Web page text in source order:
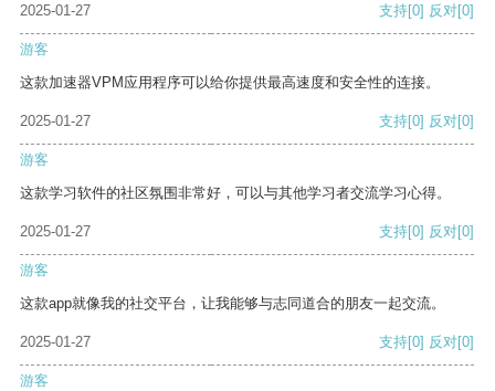
2025-01-27
支持[0] 反对[0]
游客
这款加速器VPM应用程序可以给你提供最高速度和安全性的连接。
2025-01-27 支持[0] 反对[0]
游客
这款学习软件的社区氛围非常好，可以与其他学习者交流学习心得。
2025-01-27 支持[0] 反对[0]
游客
这款app就像我的社交平台，让我能够与志同道合的朋友一起交流。
2025-01-27 支持[0] 反对[0]
游客